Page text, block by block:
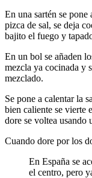
En una sartén se
pizca de sal, se deja
bajito el fuego y
En un bol se añaden
mezcla ya cocinada y
mezclado.
Se pone a calentar la
bien caliente se vierte
dore se voltea usando
Cuando dore por los
En España se
el centro, pero